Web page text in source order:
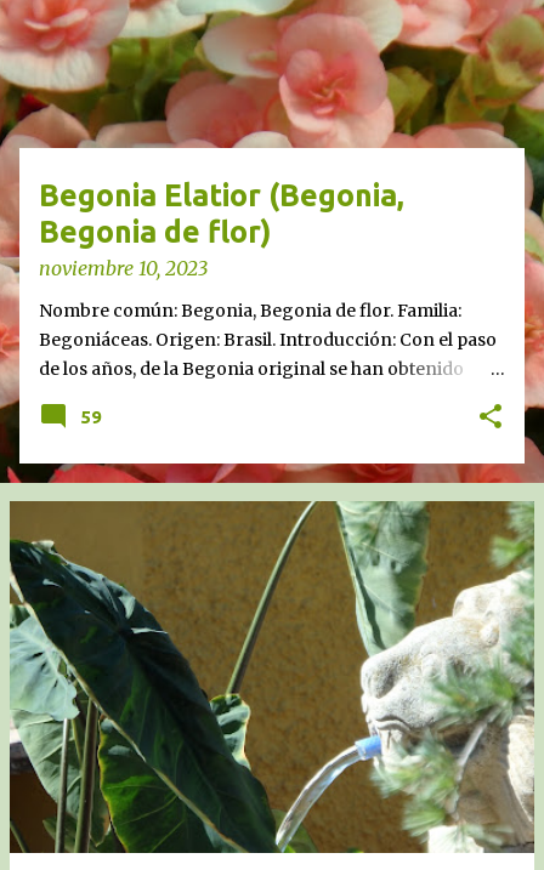
E
n
t
r
a
d
a
s
Begonia Elatior (Begonia,
Begonia de flor)
noviembre 10, 2023
Nombre común: Begonia, Begonia de flor. Familia:
Begoniáceas. Origen: Brasil. Introducción: Con el paso
de los años, de la Begonia original se han obtenido
comprende más de 1.500 especies, todas ellas de zonas
esta entrada es un híbrido procedente de los cultivos
ingleses conocido en los mercados desde hace muchos
años.
59